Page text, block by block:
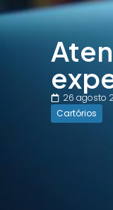
26 agosto
Cartórios